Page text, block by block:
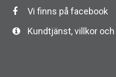
Vi finns på facebook
Kundtjänst, villkor